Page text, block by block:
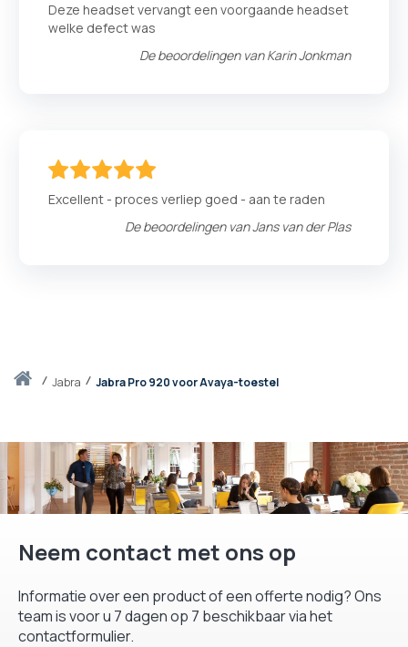
Thuisjabra Jabra Pro 920 voor Avaya-toestel
Deze headset vervangt een voorgaande headset
welke defect was
De beoordelingen vanKarin Jonkman
Excellent - proces verliep goed - aan te raden
De beoordelingen vanJans van der Plas
Neem contact met ons op
Informatie over een product of een offerte nodig? Ons
team is voor u 7 dagen op 7 beschikbaar via het
contactformulier.